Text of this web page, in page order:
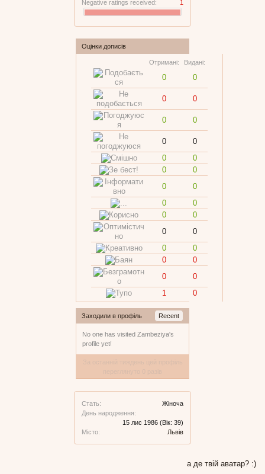
Negative ratings received:
1
Оцінки дописів
Отримані: Видані:
0 0
0 0
0 0
0
0
0
0
0
0
0
0
0
0
0
0
0
0
0
0
0
0
0
0
1
0
Заходили в профіль Recent
No one has visited Zambeziya's
profile yet!
Стать:
Жіноча
День народження:
15 лис 1986 (Вік: 39)
Місто:
Львів
а де твій аватар? :)